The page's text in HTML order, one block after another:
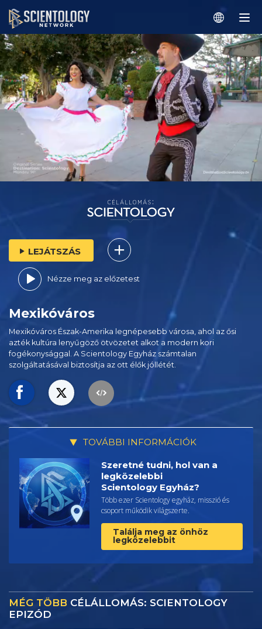
LEJÁTSZÁS
Nézze meg az előzetest
Mexikóváros
Mexikóváros Észak-Amerika legnépesebb városa, ahol az ősi
azték kultúra lenyűgöző ötvözetet alkot a modern kori
fogékonysággal. A Scientology Egyház számtalan
szolgáltatásával biztosítja az ott élők jóllétét.
TOVÁBBI INFORMÁCIÓK
Szeretné tudni, hol van a
legközelebbi
Scientology Egyház?
Több ezer Scientology egyház, misszió és
csoport működik világszerte.
Találja meg az önhöz
legközelebbit
MÉG TÖBB CÉLÁLLOMÁS: SCIENTOLOGY
EPIZÓD